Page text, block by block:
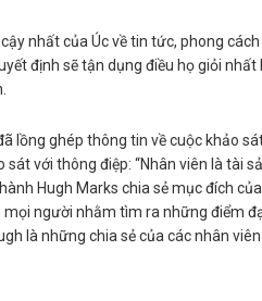
nhất của Úc về tin tức, phong cách
định sẽ tận dụng điều họ giỏi nhất
lồng ghép thông tin về cuộc khảo
với thông điệp: “Nhân viên là tài
Hugh Marks chia sẻ mục đích của
mọi người nhằm tìm ra những điểm
là những chia sẻ của các nhân